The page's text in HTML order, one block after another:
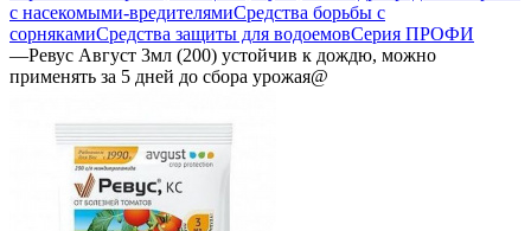
с насекомыми-вредителямиСредства борьбы с
сорнякамиСредства защиты для водоемовСерия ПРОФИ
—Ревус Август 3мл (200) устойчив к дождю, можно
применять за 5 дней до сбора урожая@